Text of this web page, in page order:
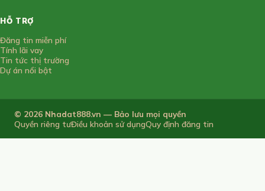
HỖ TRỢ
Đăng tin miễn phí
Tính lãi vay
Tin tức thị trường
Dự án nổi bật
© 2026 Nhadat888.vn — Bảo lưu mọi quyền
Quyền riêng tưĐiều khoản sử dụngQuy định đăng tin